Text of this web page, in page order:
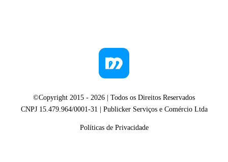
©Copyright 2015 - 2026 | Todos os Direitos Reservados
CNPJ 15.479.964/0001-31 | Publicker Serviços e Comércio Ltda
Políticas de Privacidade